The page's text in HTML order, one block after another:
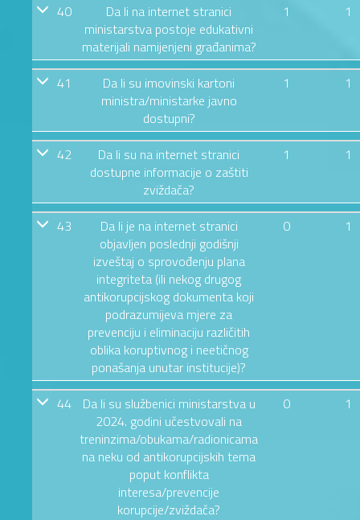
40
Da li na internet stranici
ministarstva postoje edukativni
materijali namijenjeni građanima?
1 1
41
Da li su imovinski kartoni
ministra/ministarke javno
dostupni?
1 1
42
Da li su na internet stranici
dostupne informacije o zaštiti
zviždača?
1 1
43
Da li je na internet stranici
objavljen poslednji godišnji
izveštaj o sprovođenju plana
integriteta (ili nekog drugog
antikorupcijskog dokumenta koji
podrazumijeva mjere za
prevenciju i eliminaciju različitih
oblika koruptivnog i neetičnog
ponašanja unutar institucije)?
0 1
44
Da li su službenici ministarstva u
2024. godini učestvovali na
treninzima/obukama/radionicama
na neku od antikorupcijskih tema
poput konflikta
interesa/prevencije
korupcije/zviždača?
0 1